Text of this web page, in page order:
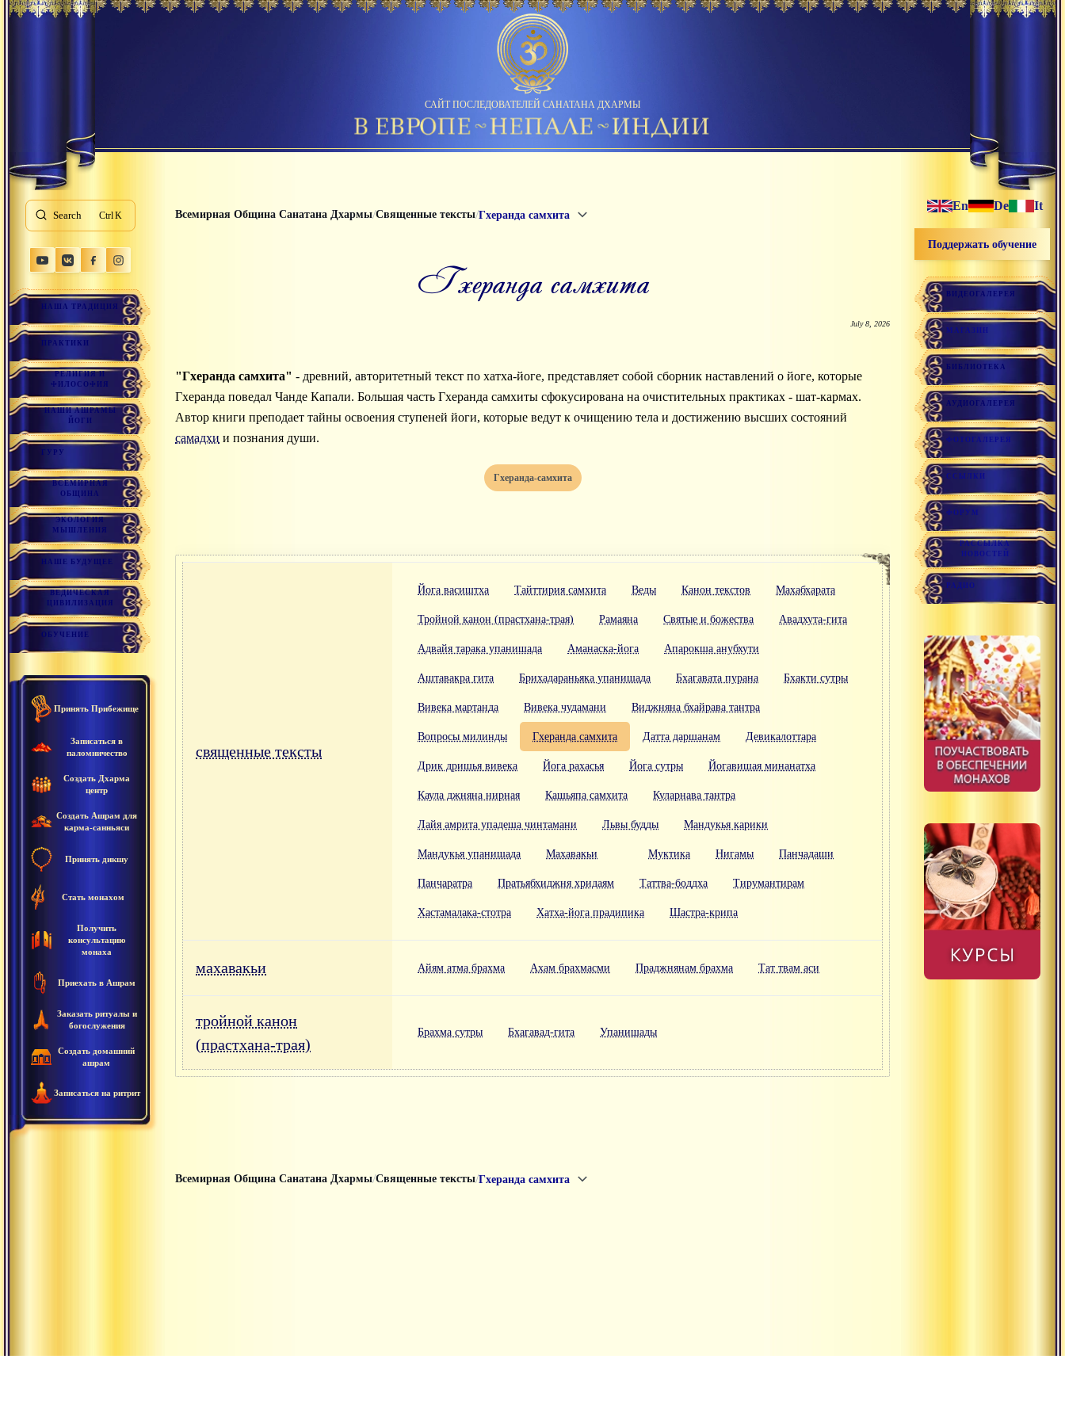
САЙТ ПОСЛЕДОВАТЕЛЕЙ САНАТАНА ДХАРМЫ
Search K
НАША ТРАДИЦИЯ
ПРАКТИКИ
РЕЛИГИЯ И
ФИЛОСОФИЯ
НАШИ АШРАМЫ
ЙОГИ
ГУРУ
ВСЕМИРНАЯ
ОБЩИНА
ЭКОЛОГИЯ
МЫШЛЕНИЯ
НАШЕ БУДУЩЕЕ
ВЕДИЧЕСКАЯ
ЦИВИЛИЗАЦИЯ
ОБУЧЕНИЕ
Принять Прибежище
Записаться в
паломничество
Создать Дхарма
центр
Создать Ашрам для
карма-санньяси
Принять дикшу
Стать монахом
Получить
консультацию
монаха
Приехать в Ашрам
Заказать ритуалы и
богослужения
Создать домашний
ашрам
Записаться на ритрит
Всемирная Община Санатана Дхармы/Священные тексты/Гхеранда самхита
гхеранда самхита
July 8, 2026
"Гхеранда самхита" - древний, авторитетный текст по хатха-йоге, представляет собой сборник наставлений о йоге, которые
Гхеранда поведал Чанде Капали. Большая часть Гхеранда самхиты сфокусирована на очистительных практиках - шат-кармах.
Автор книги преподает тайны освоения ступеней йоги, которые ведут к очищению тела и достижению высших состояний
самадхи и познания души.
Гхеранда-самхита
священные тексты
Йога васиштха Тайттирия самхита Веды Канон текстов Махабхарата
Тройной канон (прастхана-трая) Рамаяна Святые и божества Авадхута-гита
Адвайя тарака упанишада Аманаска-йога Апарокша анубхути
Аштавакра гита Брихадараньяка упанишада Бхагавата пурана Бхакти сутры
Вивека мартанда Вивека чудамани Виджняна бхайрава тантра
Вопросы милинды Гхеранда самхита Датта даршанам Девикалоттара
Дрик дришья вивека Йога рахасья Йога сутры Йогавишая минанатха
Каула джняна нирная Кашьяпа самхита Куларнава тантра
Лайя амрита упадеша чинтамани Львы будды Мандукья карики
Мандукья упанишада Махавакьи Муктика Нигамы Панчадаши
Панчаратра Пратьябхиджня хридаям Таттва-боддха Тирумантирам
Хастамалака-стотра Хатха-йога прадипика Шастра-крипа
махавакьи Айям атма брахма Ахам брахмасми Праджнянам брахма Тат твам аси
тройной канон
(прастхана-трая)
Брахма сутры Бхагавад-гита Упанишады
Всемирная Община Санатана Дхармы/Священные тексты/Гхеранда самхита
En De It
Поддержать обучение
ВИДЕОГАЛЕРЕЯ
МАГАЗИН
БИБЛИОТЕКА
АУДИОГАЛЕРЕЯ
ФОТОГАЛЕРЕЯ
ССЫЛКИ
ФОРУМ
РАССЫЛКА
НОВОСТЕЙ
РАДИО